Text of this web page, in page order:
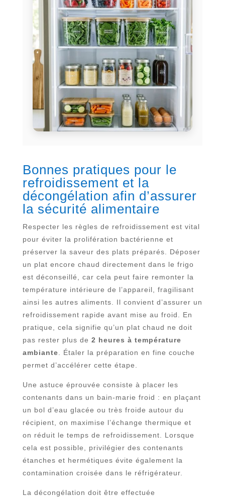
Bonnes pratiques pour le
refroidissement et la
décongélation afin d’assurer
la sécurité alimentaire
Respecter les règles de refroidissement est vital
pour éviter la prolifération bactérienne et
préserver la saveur des plats préparés. Déposer
un plat encore chaud directement dans le frigo
est déconseillé, car cela peut faire remonter la
température intérieure de l’appareil, fragilisant
ainsi les autres aliments. Il convient d’assurer un
refroidissement rapide avant mise au froid. En
pratique, cela signifie qu’un plat chaud ne doit
pas rester plus de 2 heures à température
ambiante . Étaler la préparation en fine couche
permet d’accélérer cette étape.
Une astuce éprouvée consiste à placer les
contenants dans un bain-marie froid : en plaçant
un bol d’eau glacée ou très froide autour du
récipient, on maximise l’échange thermique et
on réduit le temps de refroidissement. Lorsque
cela est possible, privilégier des contenants
étanches et hermétiques évite également la
contamination croisée dans le réfrigérateur.
La décongélation doit être effectuée